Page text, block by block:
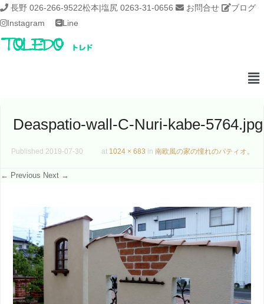
長野 026-266-9522松本|塩尻 0263-31-0656 お問合せ
ブログ
Instagram
Line
Deaspatio-wall-C-Nuri-kabe-5764.jpg
Published 2019-07-30 at 1024 × 683 in 南欧風の家の憧れのパティオ。
← Previous Next →